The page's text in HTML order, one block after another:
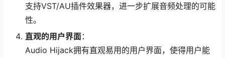
支持VST/AU插件效果器，进一步扩展音频处理的可能
性。
直观的用户界面：
Audio Hijack拥有直观易用的用户界面，使得用户能